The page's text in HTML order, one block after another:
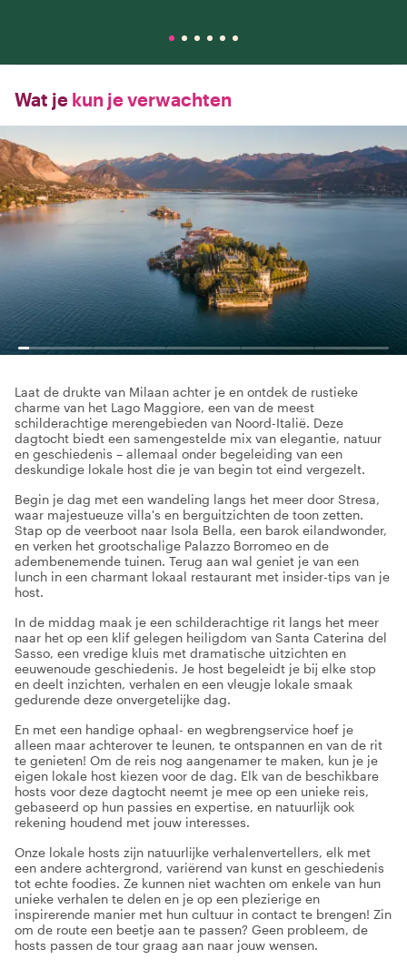
Wat je kun je verwachten
Laat de drukte van Milaan achter je en ontdek de rustieke
charme van het Lago Maggiore, een van de meest
schilderachtige merengebieden van Noord-Italië. Deze
dagtocht biedt een samengestelde mix van elegantie, natuur
en geschiedenis – allemaal onder begeleiding van een
deskundige lokale host die je van begin tot eind vergezelt.
Begin je dag met een wandeling langs het meer door Stresa,
waar majestueuze villa's en berguitzichten de toon zetten.
Stap op de veerboot naar Isola Bella, een barok eilandwonder,
en verken het grootschalige Palazzo Borromeo en de
adembenemende tuinen. Terug aan wal geniet je van een
lunch in een charmant lokaal restaurant met insider-tips van je
host.
In de middag maak je een schilderachtige rit langs het meer
naar het op een klif gelegen heiligdom van Santa Caterina del
Sasso, een vredige kluis met dramatische uitzichten en
eeuwenoude geschiedenis. Je host begeleidt je bij elke stop
en deelt inzichten, verhalen en een vleugje lokale smaak
gedurende deze onvergetelijke dag.
En met een handige ophaal- en wegbrengservice hoef je
alleen maar achterover te leunen, te ontspannen en van de rit
te genieten! Om de reis nog aangenamer te maken, kun je je
eigen lokale host kiezen voor de dag. Elk van de beschikbare
hosts voor deze dagtocht neemt je mee op een unieke reis,
gebaseerd op hun passies en expertise, en natuurlijk ook
rekening houdend met jouw interesses.
Onze lokale hosts zijn natuurlijke verhalenvertellers, elk met
een andere achtergrond, variërend van kunst en geschiedenis
tot echte foodies. Ze kunnen niet wachten om enkele van hun
unieke verhalen te delen en je op een plezierige en
inspirerende manier met hun cultuur in contact te brengen! Zin
om de route een beetje aan te passen? Geen probleem, de
hosts passen de tour graag aan naar jouw wensen.